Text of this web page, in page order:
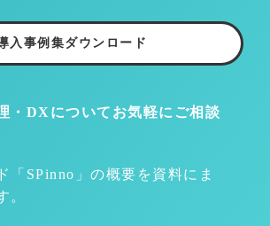
・DXについて お気軽にご相談
「SPinno」の概要を資料にま
。
入事例集ダウンロード